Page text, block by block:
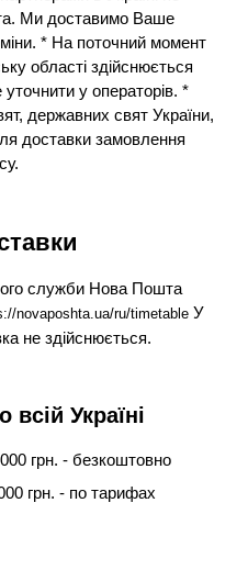
Ми доставимо Ваше
* На поточний момент
області здійснюється
у операторів. *
державних свят України,
доставки замовлення
служби Нова Пошта
novaposhta.ua/ru/timetable У
не здійснюється.
всій Україні
грн. - безкоштовно
грн. - по тарифах